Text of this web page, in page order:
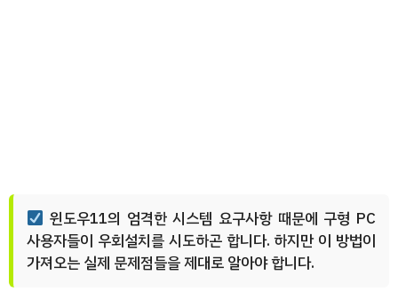
윈도우11의 엄격한 시스템 요구사항 때문에 구형 PC
사용자들이 우회설치를 시도하곤 합니다. 하지만 이 방법이
가져오는 실제 문제점들을 제대로 알아야 합니다.